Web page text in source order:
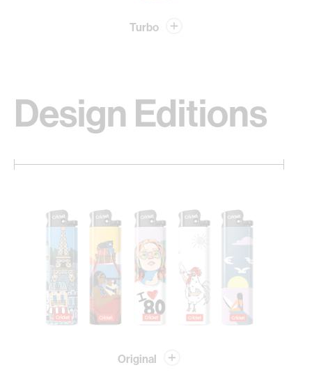
Turbo
Design Editions
Original